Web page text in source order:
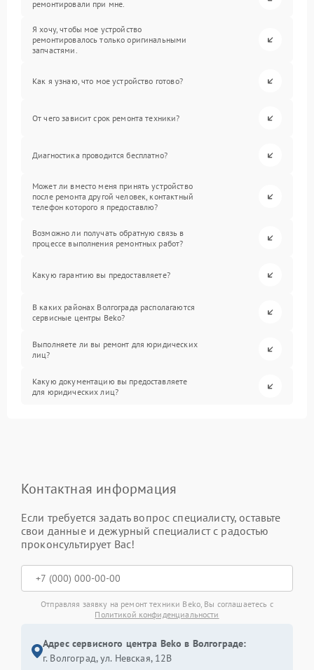
ремонтировали при мне.
Я хочу, чтобы мое устройство
ремонтировалось только оригинальными
запчастями.
Как я узнаю, что мое устройство готово?
От чего зависит срок ремонта техники?
Диагностика проводится бесплатно?
Может ли вместо меня принять устройство
после ремонта другой человек, контактный
телефон которого я предоставлю?
Возможно ли получать обратную связь в
процессе выполнения ремонтных работ?
Какую гарантию вы предоставляете?
В каких районах Волгограда располагаются
сервисные центры Beko?
Выполняете ли вы ремонт для юридических
лиц?
Какую документацию вы предоставляете
для юридических лиц?
Контактная информация
Если требуется задать вопрос специалисту, оставьте
свои данные и дежурный специалист с радостью
проконсультирует Вас!
Отправляя заявку на ремонт техники Beko, Вы соглашаетесь с
Политикой конфиденциальности
Адрес сервисного центра Beko в Волгограде:
г. Волгоград, ул. Невская, 12В